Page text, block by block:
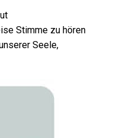
Stimme zu hören
Seele,